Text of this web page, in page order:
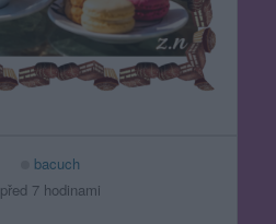
bacuch
před 7 hodinami